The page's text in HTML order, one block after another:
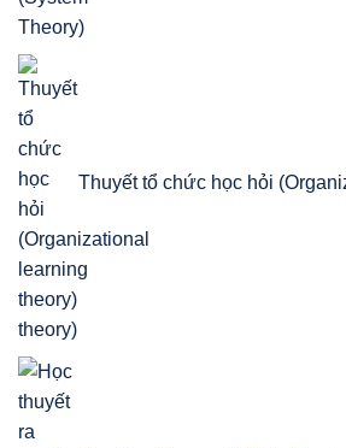
Thuyết tổ chức học hỏi
theory)